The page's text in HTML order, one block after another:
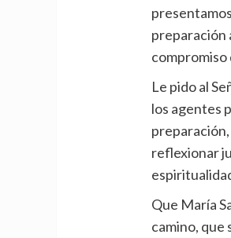
preparación
compromiso
Le pido al
los agentes
reflexionar
Que María
camino, que